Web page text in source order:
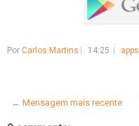
Por Carlos Martins 14:25 apps
← Mensagem mais recente